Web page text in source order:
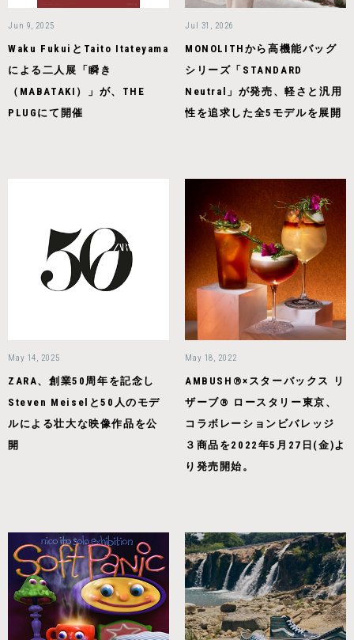
Jun 9, 2025
Waku FukuiとTaito Itateyama
による二人展「瞬き
（MABATAKI）」が、THE
PLUGにて開催
Jul 31, 2026
MONOLITHから高機能バッグ
シリーズ「STANDARD
Neutral」が発売、軽さと汎用
性を追求した全5モデルを展開
May 14, 2025
ZARA、創業50周年を記念し
Steven Meiselと50人のモデ
ルによる壮大な映像作品を公
開
May 18, 2022
AMBUSH®×スターバックス リ
ザーブ® ロースタリー東京、
コラボレーションビバレッジ
３商品を2022年5月27日(金)よ
り発売開始。